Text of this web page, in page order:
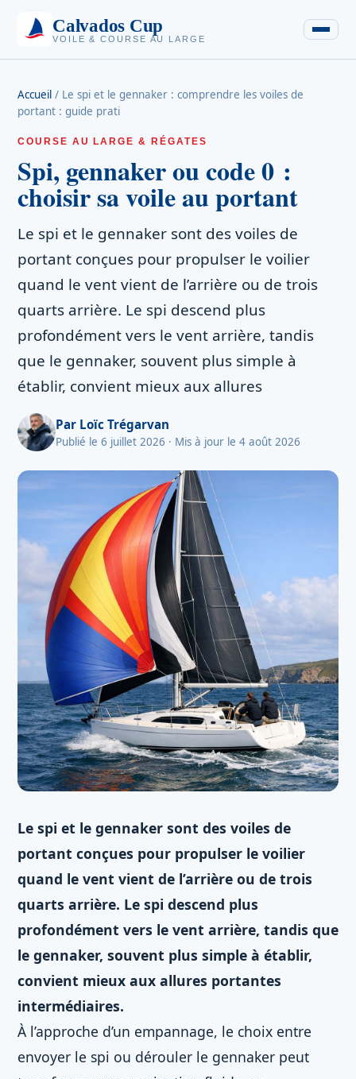
Calvados Cup
VOILE & COURSE AU LARGE
Accueil / Le spi et le gennaker : comprendre les voiles de
portant : guide prati
COURSE AU LARGE & RÉGATES
Spi, gennaker ou code 0 :
choisir sa voile au portant
Le spi et le gennaker sont des voiles de
portant conçues pour propulser le voilier
quand le vent vient de l’arrière ou de trois
quarts arrière. Le spi descend plus
profondément vers le vent arrière, tandis
que le gennaker, souvent plus simple à
établir, convient mieux aux allures
Par Loïc Trégarvan
Publié le 6 juillet 2026 · Mis à jour le 4 août 2026
Le spi et le gennaker sont des voiles de
portant conçues pour propulser le voilier
quand le vent vient de l’arrière ou de trois
quarts arrière. Le spi descend plus
profondément vers le vent arrière, tandis que
le gennaker, souvent plus simple à établir,
convient mieux aux allures portantes
intermédiaires.
À l’approche d’un empannage, le choix entre
envoyer le spi ou dérouler le gennaker peut